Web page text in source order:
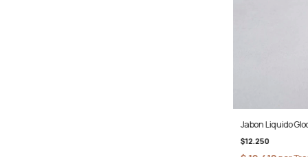
Jabon Liquido
$12.250